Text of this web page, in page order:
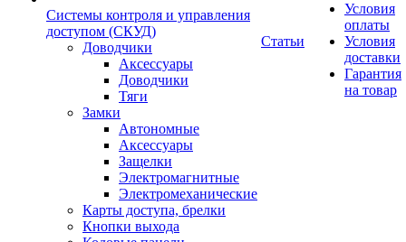
Системы контроля и управления
доступом (СКУД)
Доводчики
Аксессуары
Доводчики
Тяги
Замки
Автономные
Аксессуары
Защелки
Электромагнитные
Электромеханические
Карты доступа, брелки
Кнопки выхода
Статьи
Условия
оплаты
Условия
доставки
Гарантия
на товар